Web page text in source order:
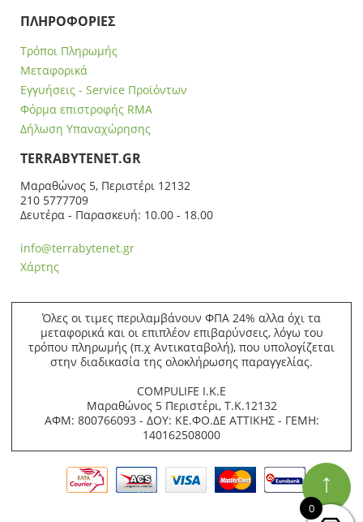
ΠΛΗΡΟΦΟΡΙΕΣ
Τρόποι Πληρωμής
Μεταφορικά
Εγγυήσεις - Service Προϊόντων
Φόρμα επιστροφής RMA
Δήλωση Υπαναχώρησης
ΤERRABYTENET.GR
Μαραθώνος 5, Περιστέρι 12132
210 5777709
Δευτέρα - Παρασκευή: 10.00 - 18.00
info@terrabytenet.gr
Χάρτης
Όλες οι τιμες περιλαμβάνουν ΦΠΑ 24% αλλα όχι τα
μεταφορικά και οι επιπλέον επιβαρύνσεις, λόγω του
τρόπου πληρωμής (π.χ Αντικαταβολή), που υπολογίζεται
στην διαδικασία της ολοκλήρωσης παραγγελίας.
COMPULIFE Ι.Κ.Ε
Μαραθώνος 5 Περιστέρι, Τ.Κ.12132
ΑΦΜ: 800766093 - ΔΟΥ: ΚΕ.ΦΟ.ΔΕ ΑΤΤΙΚΗΣ - ΓΕΜΗ:
140162508000
↑
0